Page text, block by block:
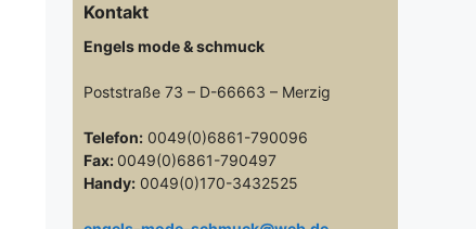
Kontakt
Engels mode & schmuck
Poststraße 73 – D-66663 – Merzig
Telefon: 0049(0)6861-790096
Fax: 0049(0)6861-790497
Handy: 0049(0)170-3432525